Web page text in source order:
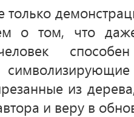
только
о том, что
человек
из
и веру в